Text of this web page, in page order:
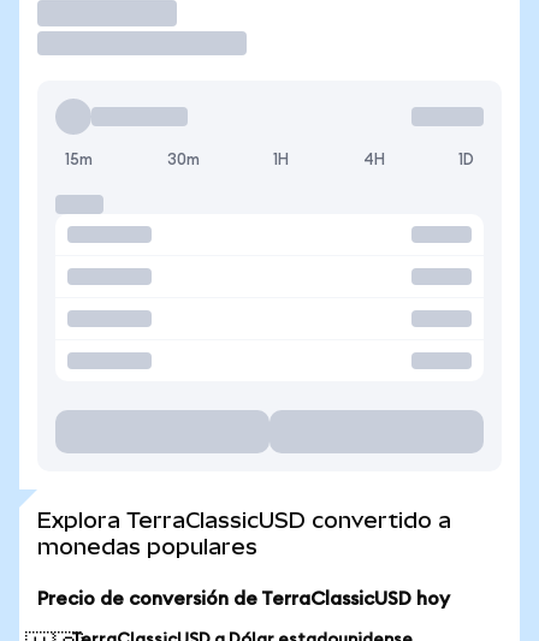
15m 30m 1H 4H 1D
Explora TerraClassicUSD convertido a
monedas populares
Precio de conversión de TerraClassicUSD hoy